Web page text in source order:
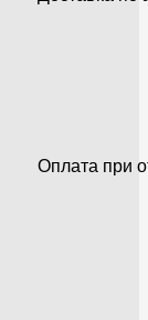
Оплата при